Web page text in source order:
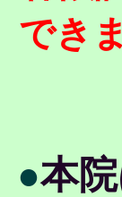
でき
●本